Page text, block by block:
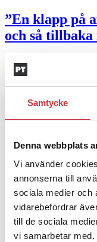
Samtycke
Denna webbplats
Vi använder
annonserna till
sociala medier och
vidarebefordrar
till de sociala
vi samarbetar
”En klapp på
och så tillbaka
Mötet
Aktuellt
Från hav till fjäll.
har inlett ett samarbete
skapat en gemensam
16 december 2010